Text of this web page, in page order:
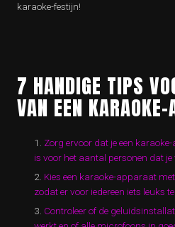
karaoke-festijn!
7 HANDIGE TIPS
VAN EEN
Zorg ervoor dat je een
is voor het aantal personen dat je
Kies een karaoke-apparaat
zodat er voor iedereen iets leuks
Controleer of de